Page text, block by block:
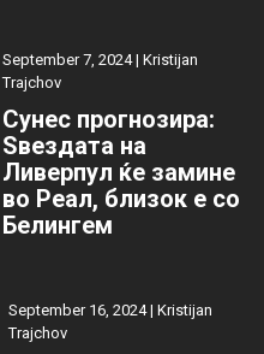
September 7, 2024 | Kristijan
Trajchov
Сунес прогнозира:
Ѕвездата на
Ливерпул ќе замине
во Реал, близок е со
Белингем
September 16, 2024 | Kristijan
Trajchov